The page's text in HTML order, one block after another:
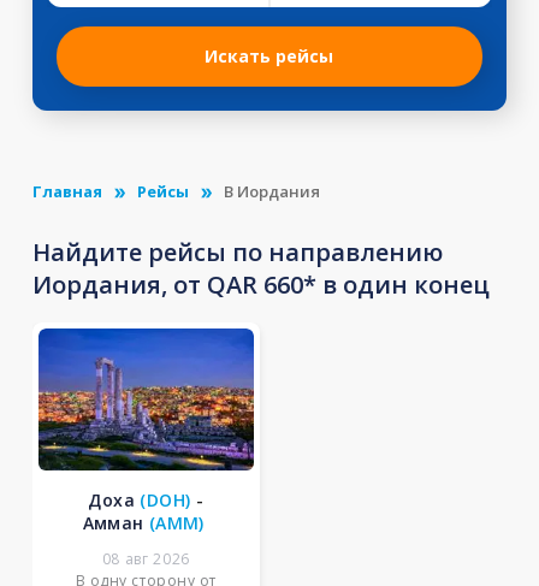
Искать рейсы
Главная Рейсы В Иордания
Найдите рейсы по направлению
Иордания, от QAR 660* в один конец
Доха (DOH) -
Амман (AMM)
08 авг 2026
В одну сторону от